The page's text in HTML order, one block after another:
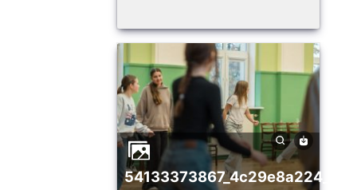
54133373867_4c29e8a224_w